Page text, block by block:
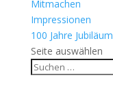
Mitmachen
Impressionen
100 Jahre Jubiläum
Seite auswählen